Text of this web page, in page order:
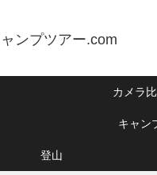
ンプツアー.com
カメラ
キャン
登山